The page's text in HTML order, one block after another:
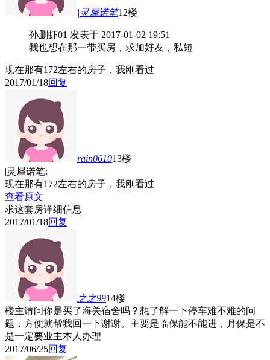
|灵犀诺笔12楼
孙删虾01 发表于 2017-01-02 19:51
我也想在那一带买房，求加好友，私短
现在那有172左右的房子，我刚看过
2017/01/18回复
rain061013楼
|灵犀诺笔:
现在那有172左右的房子，我刚看过
查看原文
求这套房详细信息
2017/01/18回复
之之9914楼
楼主请问你是买了海关宿舍吗？想了解一下停车难不难的问
题，方便就帮我回一下谢谢。主要是临保能不能进，月保是不
是一定要业主本人办理
2017/06/25回复